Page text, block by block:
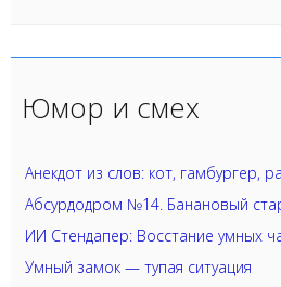
Юмор и смех
Анекдот из слов: кот, гамбургер,
Абсурдодром №14. Банановый
ИИ Стендапер: Восстание умных
Умный замок — тупая ситуация